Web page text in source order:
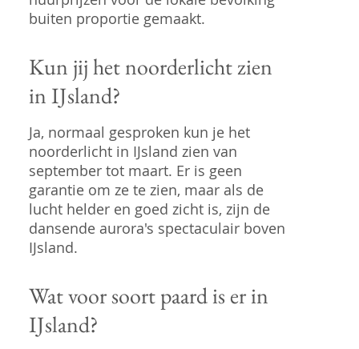
buiten proportie gemaakt.
Kun jij het noorderlicht zien
in IJsland?
Ja, normaal gesproken kun je het
noorderlicht in IJsland zien van
september tot maart. Er is geen
garantie om ze te zien, maar als de
lucht helder en goed zicht is, zijn de
dansende aurora's spectaculair boven
IJsland.
Wat voor soort paard is er in
IJsland?